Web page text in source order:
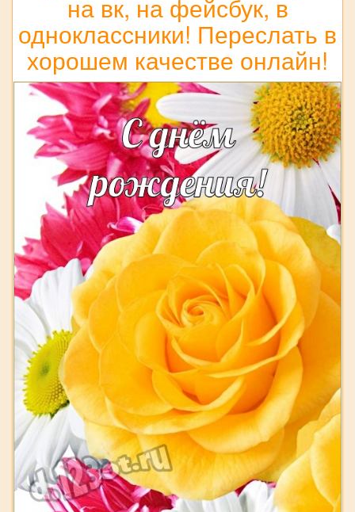
на вк, на фейсбук, в
одноклассники! Переслать в
хорошем качестве онлайн!